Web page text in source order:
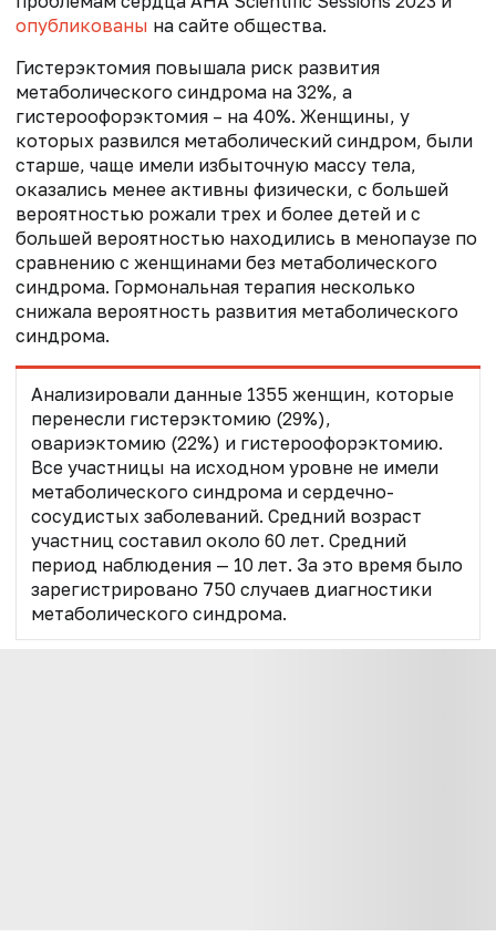
опубликованы на сайте общества.
Гистерэктомия повышала риск развития
метаболического синдрома на 32%, а
гистероофорэктомия – на 40%. Женщины, у
которых развился метаболический синдром, были
старше, чаще имели избыточную массу тела,
оказались менее активны физически, с большей
вероятностью рожали трех и более детей и с
большей вероятностью находились в менопаузе по
сравнению с женщинами без метаболического
синдрома. Гормональная терапия несколько
снижала вероятность развития метаболического
синдрома.
Анализировали данные 1355 женщин, которые
перенесли гистерэктомию (29%),
овариэктомию (22%) и гистероофорэктомию.
Все участницы на исходном уровне не имели
метаболического синдрома и сердечно-
сосудистых заболеваний. Средний возраст
участниц составил около 60 лет. Средний
период наблюдения — 10 лет. За это время было
зарегистрировано 750 случаев диагностики
метаболического синдрома.